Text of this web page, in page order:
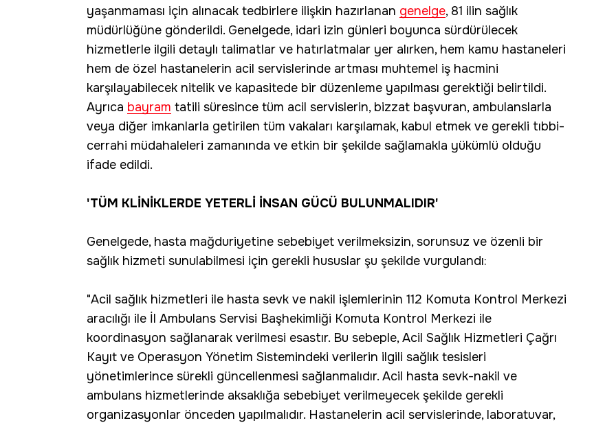
yaşanmaması için alınacak tedbirlere ilişkin hazırlanan genelge, 81 ilin sağlık
müdürlüğüne gönderildi. Genelgede, idari izin günleri boyunca sürdürülecek
hizmetlerle ilgili detaylı talimatlar ve hatırlatmalar yer alırken, hem kamu hastaneleri
hem de özel hastanelerin acil servislerinde artması muhtemel iş hacmini
karşılayabilecek nitelik ve kapasitede bir düzenleme yapılması gerektiği belirtildi.
Ayrıca bayram tatili süresince tüm acil servislerin, bizzat başvuran, ambulanslarla
veya diğer imkanlarla getirilen tüm vakaları karşılamak, kabul etmek ve gerekli tıbbi-
cerrahi müdahaleleri zamanında ve etkin bir şekilde sağlamakla yükümlü olduğu
ifade edildi.
'TÜM KLİNİKLERDE YETERLİ İNSAN GÜCÜ BULUNMALIDIR'
Genelgede, hasta mağduriyetine sebebiyet verilmeksizin, sorunsuz ve özenli bir
sağlık hizmeti sunulabilmesi için gerekli hususlar şu şekilde vurgulandı:
"Acil sağlık hizmetleri ile hasta sevk ve nakil işlemlerinin 112 Komuta Kontrol Merkezi
aracılığı ile İl Ambulans Servisi Başhekimliği Komuta Kontrol Merkezi ile
koordinasyon sağlanarak verilmesi esastır. Bu sebeple, Acil Sağlık Hizmetleri Çağrı
Kayıt ve Operasyon Yönetim Sistemindeki verilerin ilgili sağlık tesisleri
yönetimlerince sürekli güncellenmesi sağlanmalıdır. Acil hasta sevk-nakil ve
ambulans hizmetlerinde aksaklığa sebebiyet verilmeyecek şekilde gerekli
organizasyonlar önceden yapılmalıdır. Hastanelerin acil servislerinde, laboratuvar,